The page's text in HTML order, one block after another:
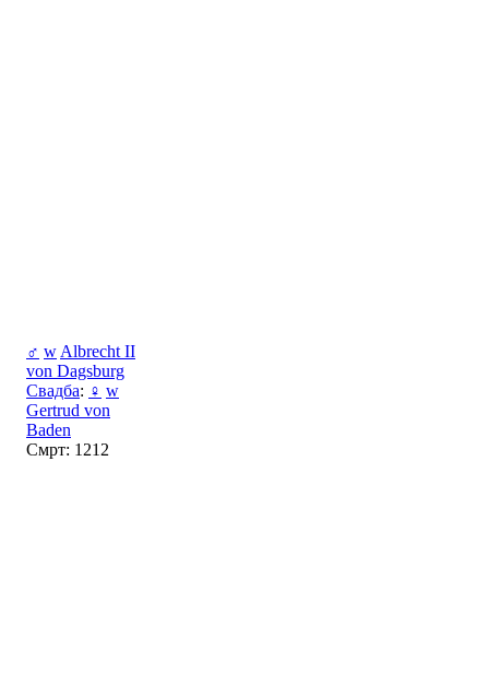
♂ w Albrecht II
von Dagsburg
Свадба: ♀ w
Gertrud von
Baden
Смрт: 1212